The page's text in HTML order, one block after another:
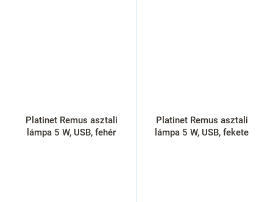
Platinet Remus asztali
lámpa 5 W, USB, fehér
Platinet Remus asztali
lámpa 5 W, USB, fekete